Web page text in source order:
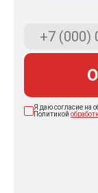
Я даю согласие на
Политикой